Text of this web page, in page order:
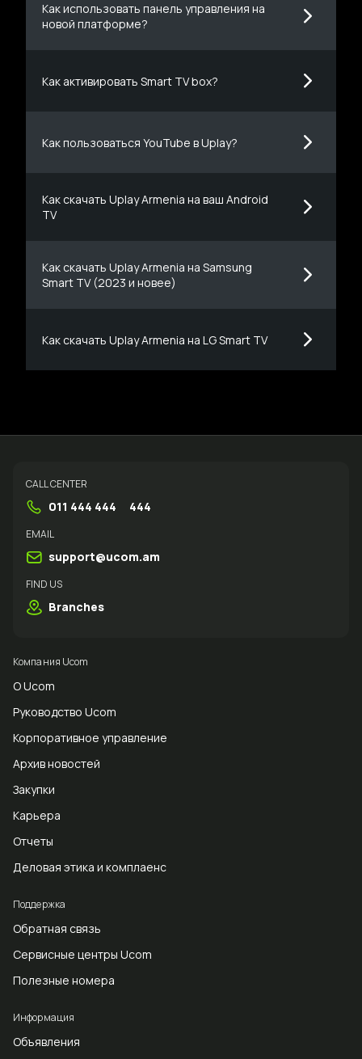
Как использовать панель управления на
новой платформе?
Как активировать Smart TV box?
Как пользоваться YouTube в Uplay?
Как скачать Uplay Armenia на ваш Android
TV
Как скачать Uplay Armenia на Samsung
Smart TV (2023 и новее)
Как скачать Uplay Armenia на LG Smart TV
Компания Ucom
О Ucom
Руководство Ucom
Корпоративное управление
Архив новостей
Закупки
Карьера
Отчеты
Деловая этика и комплаенс
Поддержка
Обратная связь
Сервисные центры Ucom
Полезные номера
Информация
Объявления
CALL CENTER
011 444 444 444
EMAIL
support@ucom.am
FIND US
Branches